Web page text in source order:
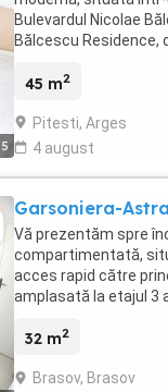
5
Bulevardul Nicolae
Bălcescu Residence,
45 m2
Pitesti, Arges
4 august
Garsoniera-Astra
Vă prezentăm spre
compartimentată,
acces rapid către
amplasată la etajul 3
32 m2
Brasov, Brasov